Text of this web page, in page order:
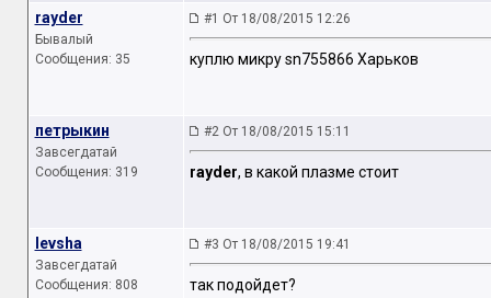
rayder
Бывалый
Сообщения: 35
#1 От 18/08/2015 12:26
куплю микру sn755866 Харьков
петрыкин
Завсегдатай
Сообщения: 319
#2 От 18/08/2015 15:11
rayder, в какой плазме стоит
levsha
Завсегдатай
Сообщения: 808
#3 От 18/08/2015 19:41
так подойдет?